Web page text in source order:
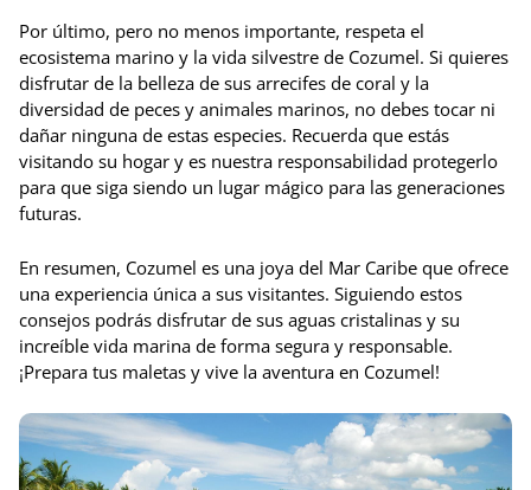
Por último, pero no menos importante, respeta el
ecosistema marino y la vida silvestre de Cozumel. Si quieres
disfrutar de la belleza de sus arrecifes de coral y la
diversidad de peces y animales marinos, no debes tocar ni
dañar ninguna de estas especies. Recuerda que estás
visitando su hogar y es nuestra responsabilidad protegerlo
para que siga siendo un lugar mágico para las generaciones
futuras.
En resumen, Cozumel es una joya del Mar Caribe que ofrece
una experiencia única a sus visitantes. Siguiendo estos
consejos podrás disfrutar de sus aguas cristalinas y su
increíble vida marina de forma segura y responsable.
¡Prepara tus maletas y vive la aventura en Cozumel!